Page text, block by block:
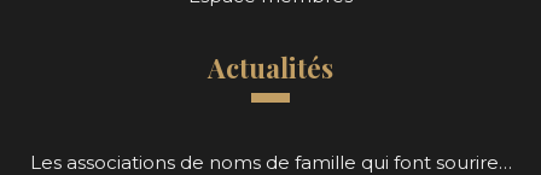
Actualités
Les associations de noms de famille qui font sourire…